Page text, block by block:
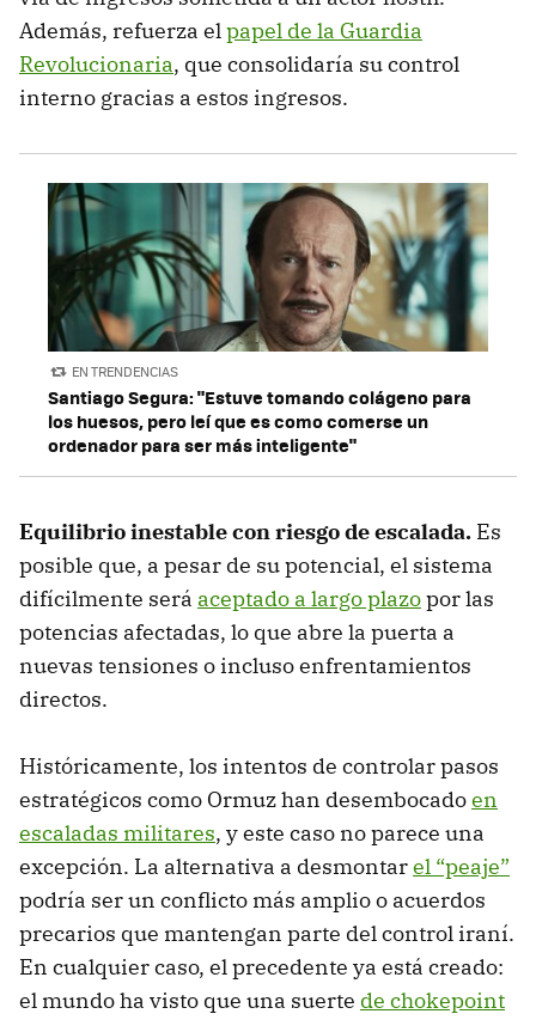
Además, refuerza elpapel de la Guardia
Revolucionaria, que consolidaría su control
interno gracias a estos ingresos.
EN TRENDENCIAS
Santiago Segura: "Estuve tomando colágeno para
los huesos, pero leí que es como comerse un
ordenador para ser más inteligente"
Equilibrio inestable con riesgo de escalada. Es
posible que, a pesar de su potencial, el sistema
difícilmente será aceptado a largo plazopor las
potencias afectadas, lo que abre la puerta a
nuevas tensiones o incluso enfrentamientos
directos.
Históricamente, los intentos de controlar pasos
estratégicos como Ormuz han desembocadoen
escaladas militares, y este caso no parece una
excepción. La alternativa a desmontarel “peaje”
podría ser un conflicto más amplio o acuerdos
precarios que mantengan parte del control iraní.
En cualquier caso, el precedente ya está creado:
el mundo ha visto que una suerte de chokepoint